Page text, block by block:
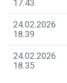
17.43
24.02.2026
18.39
24.02.2026
18.35